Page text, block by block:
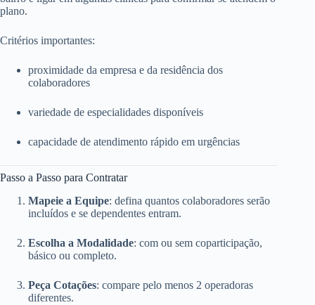
plano.
Critérios importantes:
proximidade da empresa e da residência dos
colaboradores
variedade de especialidades disponíveis
capacidade de atendimento rápido em urgências
Passo a Passo para Contratar
Mapeie a Equipe: defina quantos colaboradores serão
incluídos e se dependentes entram.
Escolha a Modalidade: com ou sem coparticipação,
básico ou completo.
Peça Cotações: compare pelo menos 2 operadoras
diferentes.